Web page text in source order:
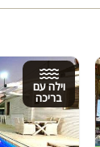
וילה עם
בריכה